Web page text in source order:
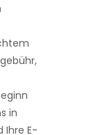
in
Ihre E-